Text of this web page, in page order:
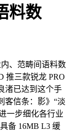
料数
、范畴间语料数
推三款锐龙 PRO
渚已达到这个手
客信条：影》“淡
一步细化各行业
备 16MB L3 缓